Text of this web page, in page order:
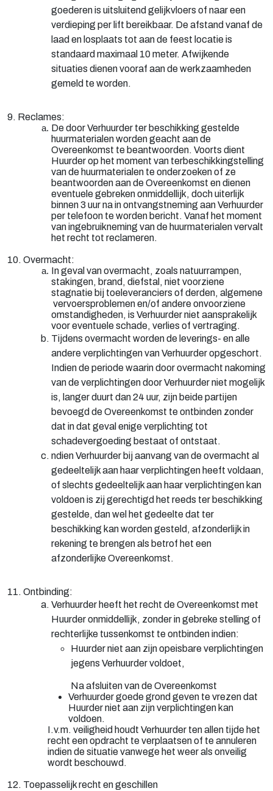
goederen is uitsluitend gelijkvloers of naar een
verdieping per lift bereikbaar. De afstand vanaf de
laad en losplaats tot aan de feest locatie is
standaard maximaal 10 meter. Afwijkende
situaties dienen vooraf aan de werkzaamheden
gemeld te worden.
9. Reclames:
De door Verhuurder ter beschikking gestelde
huurmaterialen worden geacht aan de
Overeenkomst te beantwoorden. Voorts dient
Huurder op het moment van terbeschikkingstelling
van de huurmaterialen te onderzoeken of ze
beantwoorden aan de Overeenkomst en dienen
eventuele gebreken onmiddellijk, doch uiterlijk
binnen 3 uur na in ontvangstneming aan Verhuurder
per telefoon te worden bericht. Vanaf het moment
van ingebruikneming van de huurmaterialen vervalt
het recht tot reclameren.
10. Overmacht:
In geval van overmacht, zoals natuurrampen,
stakingen, brand, diefstal, niet voorziene
stagnatie bij toeleveranciers of derden, algemene
vervoersproblemen en/of andere onvoorziene
omstandigheden, is Verhuurder niet aansprakelijk
voor eventuele schade, verlies of vertraging.
Tijdens overmacht worden de leverings- en alle
andere verplichtingen van Verhuurder opgeschort.
Indien de periode waarin door overmacht nakoming
van de verplichtingen door Verhuurder niet mogelijk
is, langer duurt dan 24 uur, zijn beide partijen
bevoegd de Overeenkomst te ontbinden zonder
dat in dat geval enige verplichting tot
schadevergoeding bestaat of ontstaat.
ndien Verhuurder bij aanvang van de overmacht al
gedeeltelijk aan haar verplichtingen heeft voldaan,
of slechts gedeeltelijk aan haar verplichtingen kan
voldoen is zij gerechtigd het reeds ter beschikking
gestelde, dan wel het gedeelte dat ter
beschikking kan worden gesteld, afzonderlijk in
rekening te brengen als betrof het een
afzonderlijke Overeenkomst.
11. Ontbinding:
Verhuurder heeft het recht de Overeenkomst met
Huurder onmiddellijk, zonder in gebreke stelling of
rechterlijke tussenkomst te ontbinden indien:
Huurder niet aan zijn opeisbare verplichtingen
jegens Verhuurder voldoet,
Na afsluiten van de Overeenkomst
Verhuurder goede grond geven te vrezen dat
Huurder niet aan zijn verplichtingen kan
voldoen.
I.v.m. veiligheid houdt Verhuurder ten allen tijde het
recht een opdracht te verplaatsen of te annuleren
indien de situatie vanwege het weer als onveilig
wordt beschouwd.
12. Toepasselijk recht en geschillen